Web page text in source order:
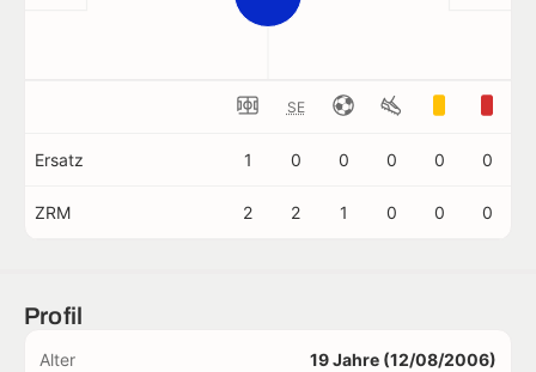
SE
Ersatz 1 0 0 0 0 0
ZRM 2 2 1 0 0 0
Profil
Alter 19 Jahre (12/08/2006)